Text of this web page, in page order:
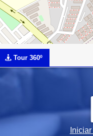
Tour 360º
Iniciar